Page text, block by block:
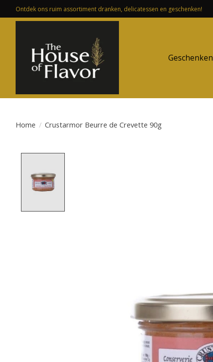
Ontdek ons ruim assortiment dranken, delicatessen en geschenken!
Geschenken
Home / Crustarmor Beurre de Crevette 90g